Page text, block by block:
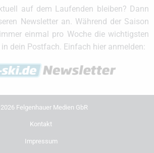
auf dem Laufenden bleiben? Dann
Newsletter an. Während der Saison
einmal pro Woche die wichtigsten
dein Postfach. Einfach hier anmelden:
Felgenhauer Medien GbR
Kontakt
Impressum